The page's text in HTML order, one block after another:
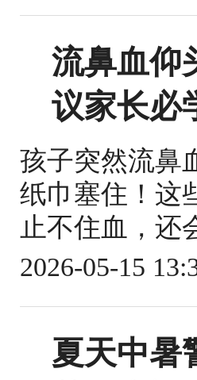
流鼻血仰
议家长必
孩子突然流鼻
纸巾塞住！这
止不住血，还
2026-05-15
夏天中暑